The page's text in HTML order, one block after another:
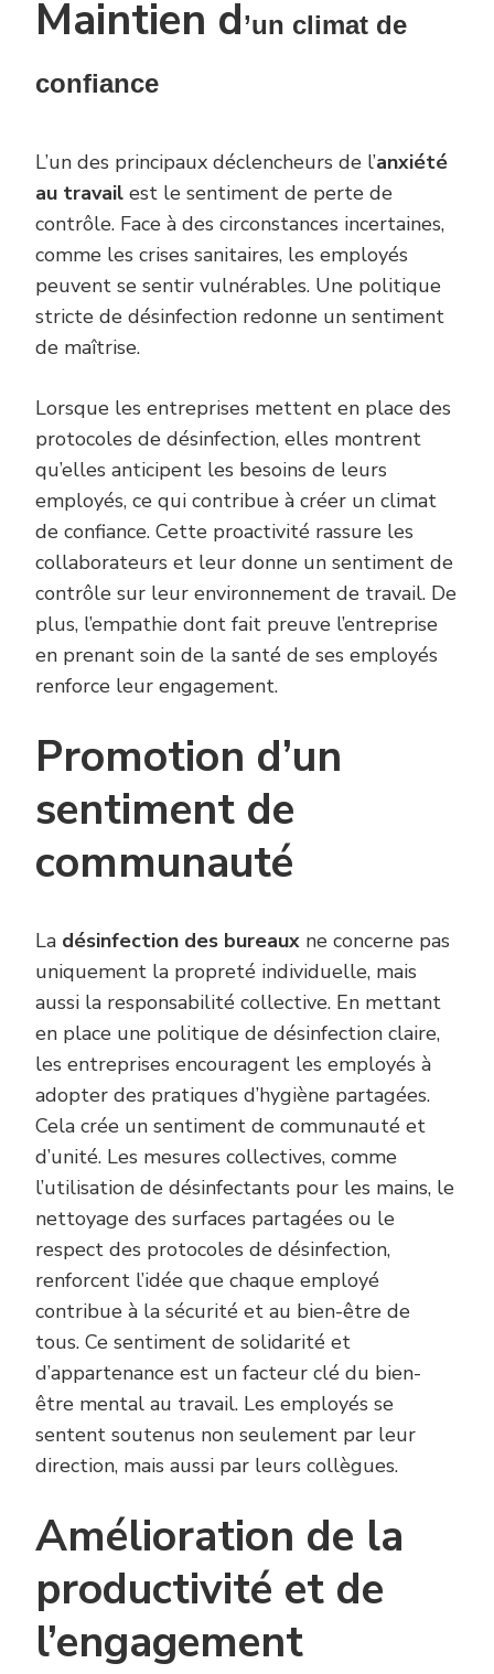
Maintien d’un climat de
confiance
L’un des principaux déclencheurs de l’anxiété
au travail est le sentiment de perte de
contrôle. Face à des circonstances incertaines,
comme les crises sanitaires, les employés
peuvent se sentir vulnérables. Une politique
stricte de désinfection redonne un sentiment
de maîtrise.
Lorsque les entreprises mettent en place des
protocoles de désinfection, elles montrent
qu’elles anticipent les besoins de leurs
employés, ce qui contribue à créer un climat
de confiance. Cette proactivité rassure les
collaborateurs et leur donne un sentiment de
contrôle sur leur environnement de travail. De
plus, l’empathie dont fait preuve l’entreprise
en prenant soin de la santé de ses employés
renforce leur engagement.
Promotion d’un
sentiment de
communauté
La désinfection des bureaux ne concerne pas
uniquement la propreté individuelle, mais
aussi la responsabilité collective. En mettant
en place une politique de désinfection claire,
les entreprises encouragent les employés à
adopter des pratiques d’hygiène partagées.
Cela crée un sentiment de communauté et
d’unité. Les mesures collectives, comme
l’utilisation de désinfectants pour les mains, le
nettoyage des surfaces partagées ou le
respect des protocoles de désinfection,
renforcent l’idée que chaque employé
contribue à la sécurité et au bien-être de
tous. Ce sentiment de solidarité et
d’appartenance est un facteur clé du bien-
être mental au travail. Les employés se
sentent soutenus non seulement par leur
direction, mais aussi par leurs collègues.
Amélioration de la
productivité et de
l’engagement